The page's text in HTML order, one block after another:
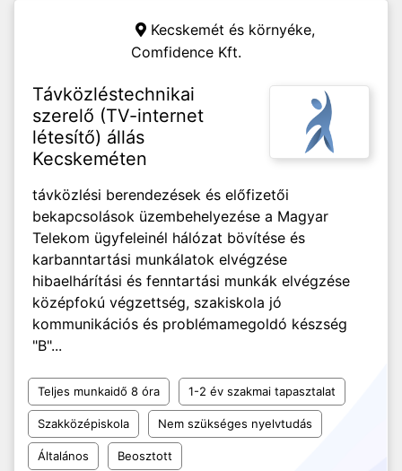
Kecskemét és környéke,
Comfidence Kft.
Távközléstechnikai
szerelő (TV-internet
létesítő) állás
Kecskeméten
távközlési berendezések és előfizetői
bekapcsolások üzembehelyezése a Magyar
Telekom ügyfeleinél hálózat bövítése és
karbanntartási munkálatok elvégzése
hibaelhárítási és fenntartási munkák elvégzése
középfokú végzettség, szakiskola jó
kommunikációs és problémamegoldó készség
"B"...
Teljes munkaidő 8 óra 1-2 év szakmai tapasztalat
Szakközépiskola Nem szükséges nyelvtudás
Általános Beosztott